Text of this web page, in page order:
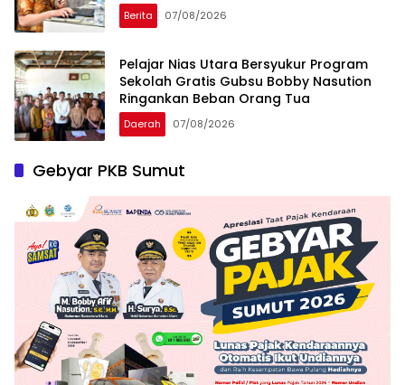
Berita 07/08/2026
Pelajar Nias Utara Bersyukur Program
Sekolah Gratis Gubsu Bobby Nasution
Ringankan Beban Orang Tua
Daerah 07/08/2026
Gebyar PKB Sumut